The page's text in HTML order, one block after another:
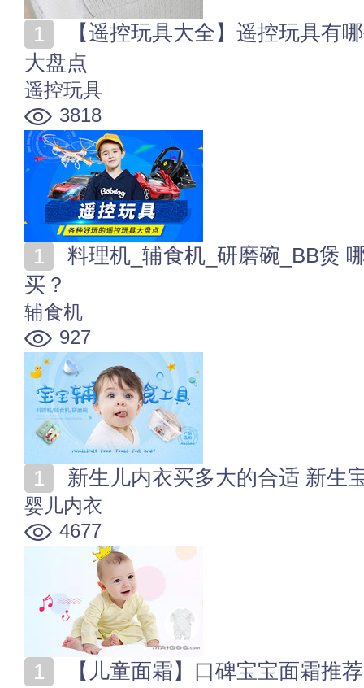
大盘点
遥控玩具
3818
买？
辅食机
927
新生儿内衣买多大的合适 新生
婴儿内衣
4677